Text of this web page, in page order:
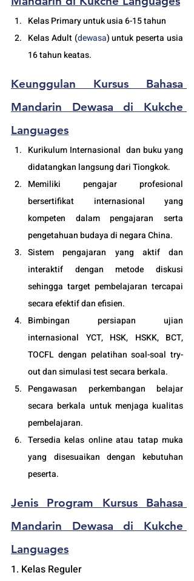
Kelas Primary untuk usia 6-15 tahun
Kelas Adult (dewasa) untuk peserta usia
16 tahun keatas.
Keunggulan Kursus Bahasa
Mandarin Dewasa di Kukche
Languages
Kurikulum Internasional  dan buku yang
didatangkan langsung dari Tiongkok.
Memiliki pengajar profesional
bersertifikat internasional yang
kompeten dalam pengajaran serta
pengetahuan budaya di negara China.
Sistem pengajaran yang aktif dan
interaktif dengan metode diskusi
sehingga target pembelajaran tercapai
secara efektif dan efisien.
Bimbingan persiapan ujian
internasional YCT, HSK, HSKK, BCT,
TOCFL dengan pelatihan soal-soal try-
out dan simulasi test secara berkala.
Pengawasan perkembangan belajar
secara berkala untuk menjaga kualitas
pembelajaran.
Tersedia kelas online atau tatap muka
yang disesuaikan dengan kebutuhan
peserta.
Jenis Program Kursus Bahasa
Mandarin Dewasa di Kukche
Languages
1. Kelas Reguler